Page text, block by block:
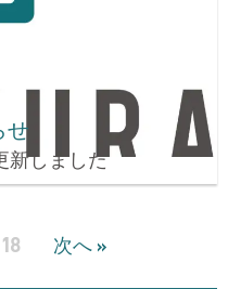
せ
新しました
18 次へ »